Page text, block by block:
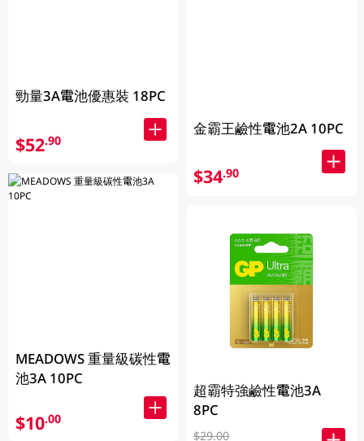
勁量3A電池優惠裝 18PC
$52.90
MEADOWS 重量級碳性電
池3A 10PC
$10.00
金霸王鹼性電池2A 10PC
$34.90
超霸特強鹼性電池3A
8PC
$29.00